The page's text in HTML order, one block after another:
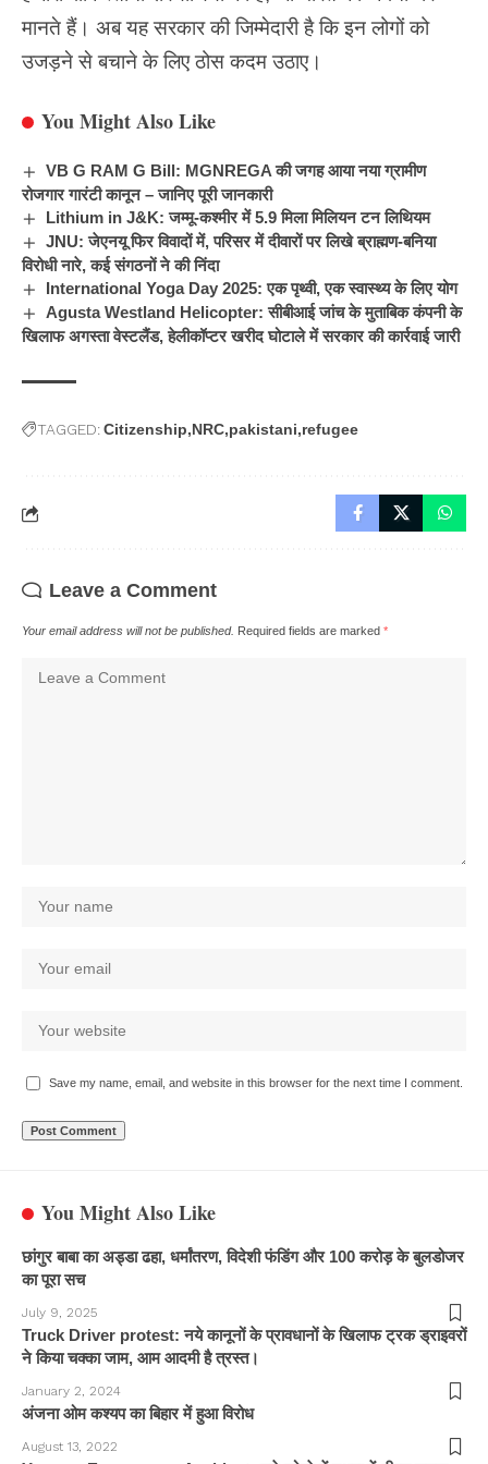
मानते हैं। अब यह सरकार की जिम्मेदारी है कि इन लोगों को
उजड़ने से बचाने के लिए ठोस कदम उठाए।
You Might Also Like
VB G RAM G Bill: MGNREGA की जगह आया नया ग्रामीण
रोजगार गारंटी कानून – जानिए पूरी जानकारी
Lithium in J&K: जम्मू-कश्मीर में 5.9 मिला मिलियन टन लिथियम
JNU: जेएनयू फिर विवादों में, परिसर में दीवारों पर लिखे ब्राह्मण-बनिया
विरोधी नारे, कई संगठनों ने की निंदा
International Yoga Day 2025: एक पृथ्वी, एक स्वास्थ्य के लिए योग
Agusta Westland Helicopter: सीबीआई जांच के मुताबिक कंपनी के
खिलाफ अगस्ता वेस्टलैंड, हेलीकॉप्टर खरीद घोटाले में सरकार की कार्रवाई जारी
TAGGED:Citizenship NRC pakistani refugee
Leave a Comment
Your email address will not be published. Required fields are marked *
Save my name, email, and website in this browser for the next time I comment.
You Might Also Like
छांगुर बाबा का अड्डा ढहा, धर्मांतरण, विदेशी फंडिंग और 100 करोड़ के बुलडोजर
का पूरा सच
July 9, 2025
Truck Driver protest: नये कानूनों के प्रावधानों के खिलाफ ट्रक ड्राइवरों
ने किया चक्का जाम, आम आदमी है त्रस्त।
January 2, 2024
अंजना ओम कश्यप का बिहार में हुआ विरोध
August 13, 2022